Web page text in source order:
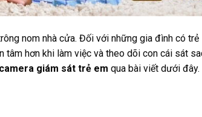
nom nhà cửa. Đối với những gia đình có trẻ
tâm hơn khi làm việc và theo dõi con cái sát
camera giám sát trẻ em qua bài viết dưới đây.